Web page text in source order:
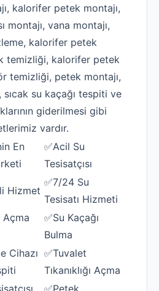
kalorifer petek montajı,
montajı, vana montajı,
kalorifer petek
temizliği, kalorifer petek
temizliği, petek montajı,
su kaçağı tespiti ve
giderilmesi gibi
vardır.
En
✅Acil Su
Tesisatçısı
Hizmet
✅7/24 Su
Tesisatı Hizmeti
Açma
✅Su Kaçağı
Bulma
Cihazı ✅Tuvalet
Tıkanıklığı Açma
✅Petek